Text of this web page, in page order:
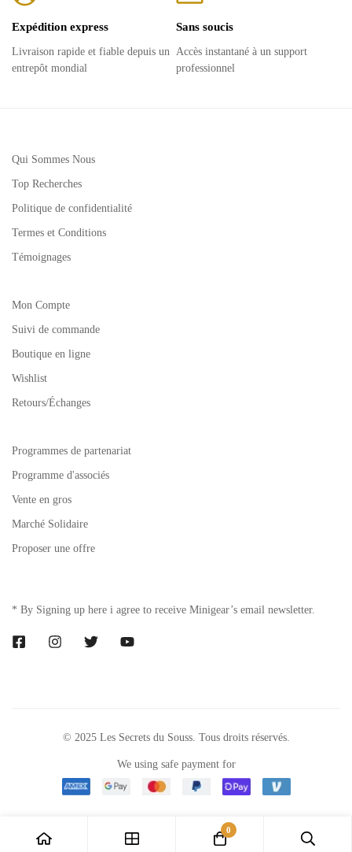
Expédition express
Livraison rapide et fiable depuis un
entrepôt mondial
Sans soucis
Accès instantané à un support
professionnel
Qui Sommes Nous
Top Recherches
Politique de confidentialité
Termes et Conditions
Témoignages
Mon Compte
Suivi de commande
Boutique en ligne
Wishlist
Retours/Échanges
Programmes de partenariat
Programme d'associés
Vente en gros
Marché Solidaire
Proposer une offre
* By Signing up here i agree to receive Minigear’s email newsletter.
© 2025 Les Secrets du Souss. Tous droits réservés.
We using safe payment for
0